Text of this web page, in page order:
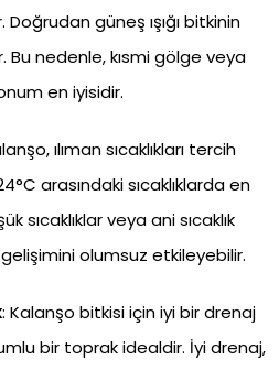
Doğrudan güneş ışığı bitkinin
Bu nedenle, kısmi gölge veya
en iyisidir.
ılıman sıcaklıkları tercih
arasındaki sıcaklıklarda en
sıcaklıklar veya ani sıcaklık
olumsuz etkileyebilir.
: Kalanşo bitkisi için iyi bir drenaj
bir toprak idealdir. İyi drenaj,